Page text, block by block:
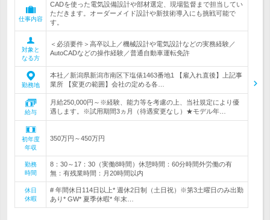
仕事内容
CADを使った電気設備設計や部材選定、現場監督まで担当してい
ただきます。オーダーメイド設計や新技術導入にも挑戦可能で
す。
対象と
なる方
＜必須要件＞高卒以上／機械設計や電気設計などの実務経験／
AutoCADなどの操作経験／普通自動車運転免許
勤務地
本社／新潟県新潟市南区下塩俵1463番地1 【雇入れ直後】上記事
業所 【変更の範囲】会社の定める各…
給与
月給250,000円～※経験、能力等を考慮の上、当社規定により優
遇します。※試用期間3ヵ月（待遇変更なし）★モデル年…
初年度
年収
350万円～450万円
勤務
時間
8：30～17：30（実働8時間）休憩時間：60分時間外労働の有
無：有残業時間：月20時間以内
休日
休暇
# 年間休日114日以上* 週休2日制（土日祝）※第3土曜日のみ出勤
あり* GW* 夏季休暇* 年末…